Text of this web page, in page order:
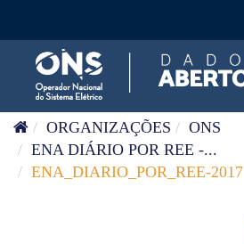
ORGANIZAÇÕES
ONS
ENA DIÁRIO POR REE -...
ENA_DIARIO_POR_REE-2017